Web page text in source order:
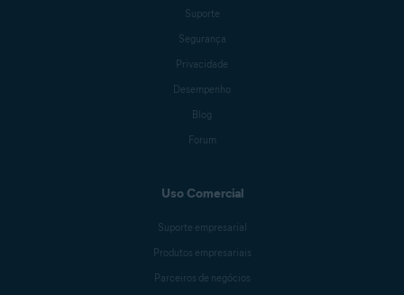
Suporte
Segurança
Privacidade
Desempenho
Blog
Forum
Uso Comercial
Suporte empresarial
Produtos empresariais
Parceiros de negócios